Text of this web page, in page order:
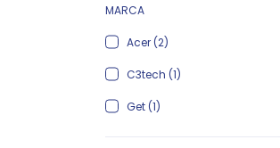
MARCA
Acer (2)
C3tech (1)
Get (1)